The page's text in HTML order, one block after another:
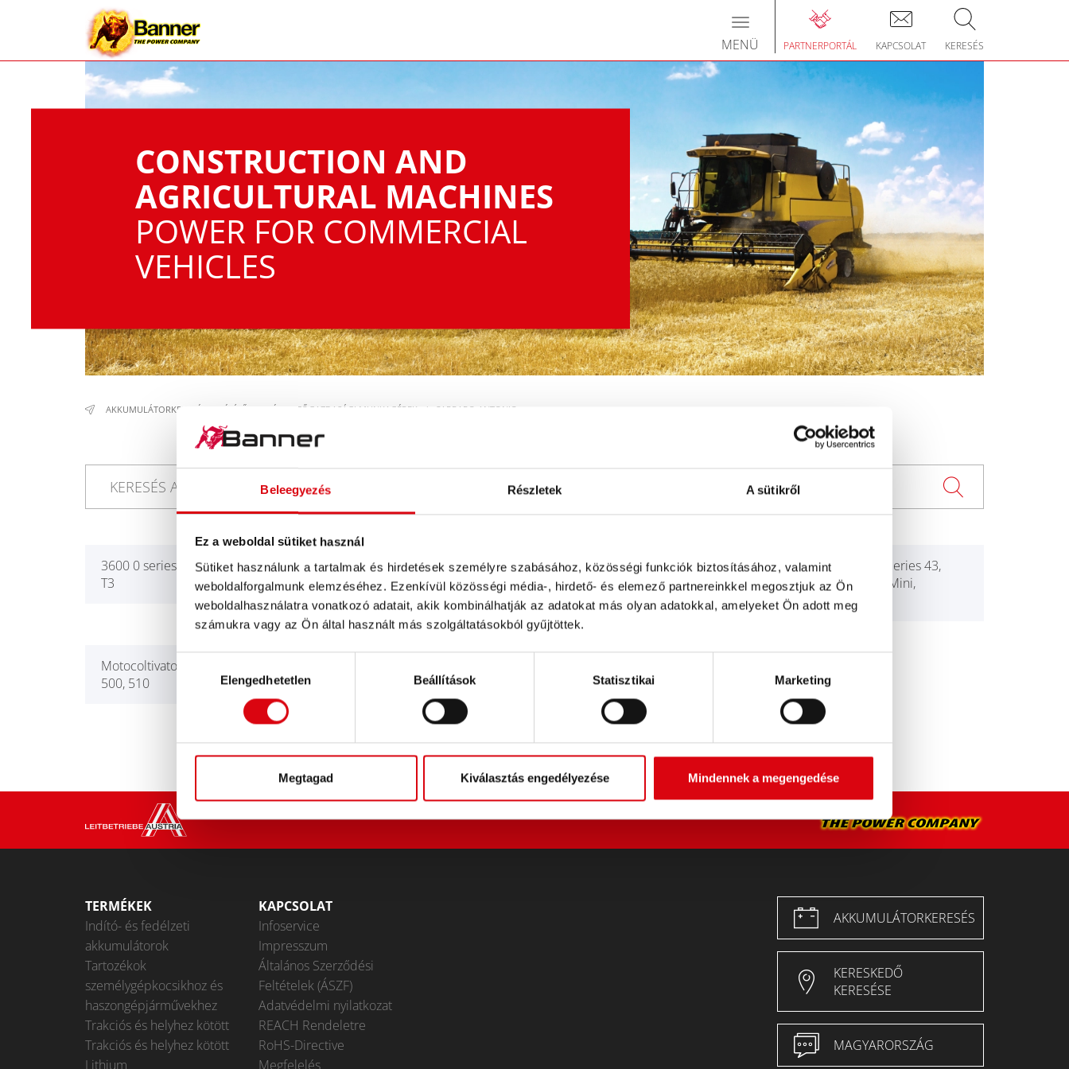
Beleegyezés Részletek A sütikről
Ez a weboldal sütiket használ
Sütiket használunk a tartalmak és hirdetések személyre szabásához, közösségi funkciók biztosításához, valamint
weboldalforgalmunk elemzéséhez. Ezenkívül közösségi média-, hirdető- és elemező partnereinkkel megosztjuk az Ön
weboldalhasználatra vonatkozó adatait, akik kombinálhatják az adatokat más olyan adatokkal, amelyeket Ön adott meg
számukra vagy az Ön által használt más szolgáltatásokból gyűjtöttek.
Hozzájárulás
kiválasztásaElengedhetetlen Beállítások Statisztikai Marketing
Megtagad Kiválasztás engedélyezése Mindennek a megengedése
PARTNERPORTÁL KAPCSOLAT KERESÉS
Toggle
navigation
MENÜ
CONSTRUCTION AND
AGRICULTURAL MACHINES
POWER FOR COMMERCIAL
VEHICLES
AKKUMULÁTORKERESÉS ÉPÍTŐIPARI ÉS MEZŐGAZDASÁGI MUNKAGÉPEK / CARRARO ANTONIO
3600 0 series, 5 series specials
T3
3600 5 series standard T2, T3
alle anderen Modelle/all other
models
Carrarino Super Series 43,
Carrarino Super, Mini,
Carrarino
Motocoltivatore Carrarino 390,
500, 510
TERMÉKEK
Indító- és fedélzeti
akkumulátorok
Tartozékok
személygépkocsikhoz és
haszongépjárművekhez
Trakciós és helyhez kötött
Trakciós és helyhez kötött
Lithium
KAPCSOLAT
Infoservice
Impresszum
Általános Szerződési
Feltételek (ÁSZF)
Adatvédelmi nyilatkozat
REACH Rendeletre
RoHS-Directive
Megfelelés
AKKUMULÁTORKERESÉS
KERESKEDŐ
KERESÉSE
MAGYARORSZÁG